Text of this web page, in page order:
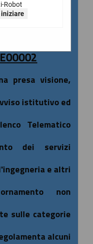
Robot
iniziare
presa visione,
istitutivo ed
Telematico
dei servizi
e altri
non
sulle categorie
alcuni